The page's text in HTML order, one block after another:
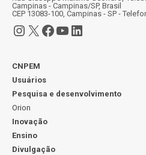
Campinas - Campinas/SP, Brasil
CEP 13083-100, Campinas - SP -
Instagram
X Facebook
Youtube
LinkedIn
CNPEM
Usuários
Pesquisa e desenvolvimento
Orion
Inovação
Ensino
Divulgação